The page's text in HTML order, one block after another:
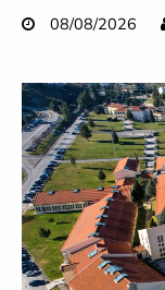
08/08/2026